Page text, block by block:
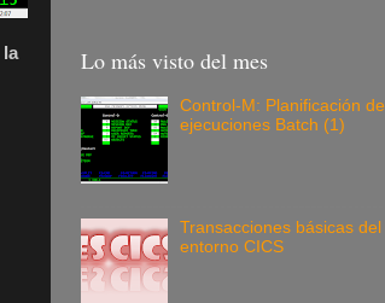
la
Lo más visto del mes
Control-M: Planificación de
ejecuciones Batch (1)
Transacciones básicas del
entorno CICS